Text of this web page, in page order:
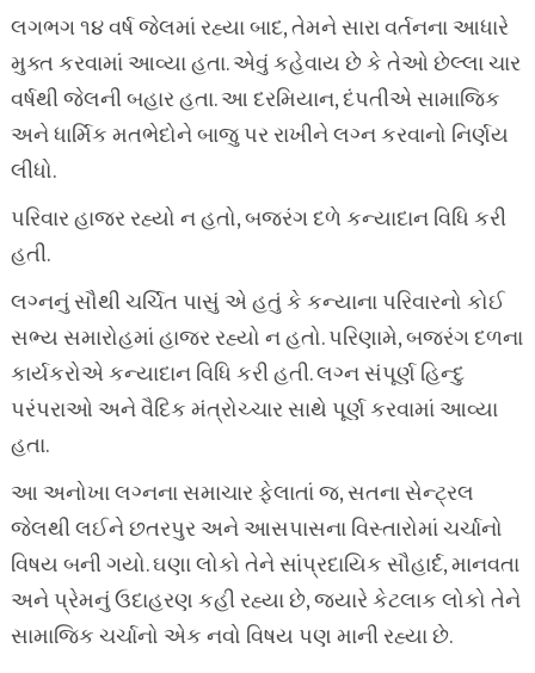
લગભગ ૧૪ વર્ષ જેલમાં રહ્યા બાદ, તેમને સારા વર્તનના આધારે
મુક્ત કરવામાં આવ્યા હતા. એવું કહેવાય છે કે તેઓ છેલ્લા ચાર
વર્ષથી જેલની બહાર હતા. આ દરમિયાન, દંપતીએ સામાજિક
અને ધાર્મિક મતભેદોને બાજુ પર રાખીને લગ્ન કરવાનો નિર્ણય
લીધો.
પરિવાર હાજર રહ્યો ન હતો, બજરંગ દળે કન્યાદાન વિધિ કરી
હતી.
લગ્નનું સૌથી ચર્ચિત પાસું એ હતું કે કન્યાના પરિવારનો કોઈ
સભ્ય સમારોહમાં હાજર રહ્યો ન હતો. પરિણામે, બજરંગ દળના
કાર્યકરોએ કન્યાદાન વિધિ કરી હતી. લગ્ન સંપૂર્ણ હિન્દુ
પરંપરાઓ અને વૈદિક મંત્રોચ્ચાર સાથે પૂર્ણ કરવામાં આવ્યા
હતા.
આ અનોખા લગ્નના સમાચાર ફેલાતાં જ, સતના સેન્ટ્રલ
જેલથી લઈને છતરપુર અને આસપાસના વિસ્તારોમાં ચર્ચાનો
વિષય બની ગયો. ઘણા લોકો તેને સાંપ્રદાયિક સૌહાર્દ, માનવતા
અને પ્રેમનું ઉદાહરણ કહી રહ્યા છે, જ્યારે કેટલાક લોકો તેને
સામાજિક ચર્ચાનો એક નવો વિષય પણ માની રહ્યા છે.